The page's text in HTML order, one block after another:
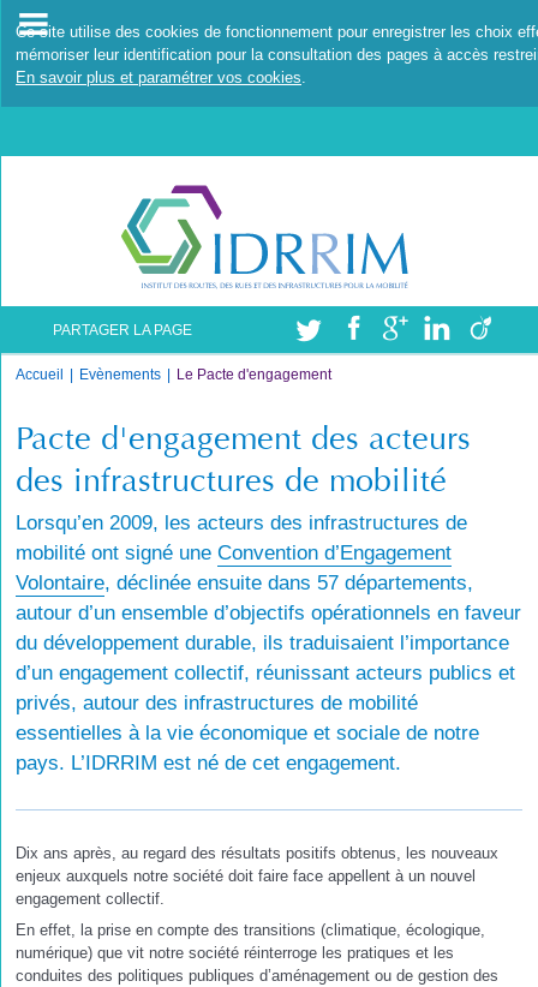
Ce site utilise des cookies de fonctionnement pour enregistrer les choix
mémoriser leur identification pour la consultation des pages à accès
En savoir plus et paramétrer vos cookies
PARTAGER LA PAGE
Accueil Evènements Le Pacte d'engagement
Pacte d'engagement des acteurs
des infrastructures de mobilité
Lorsqu’en 2009, les acteurs des infrastructures de
mobilité ont signé une Convention d’Engagement
Volontaire, déclinée ensuite dans 57 départements,
autour d’un ensemble d’objectifs opérationnels en faveur
du développement durable, ils traduisaient l’importance
d’un engagement collectif, réunissant acteurs publics et
privés, autour des infrastructures de mobilité
essentielles à la vie économique et sociale de notre
pays. L’IDRRIM est né de cet engagement.
Dix ans après, au regard des résultats positifs obtenus, les nouveaux
enjeux auxquels notre société doit faire face appellent à un nouvel
engagement collectif.
En effet, la prise en compte des transitions (climatique, écologique,
numérique) que vit notre société réinterroge les pratiques et les
conduites des politiques publiques d’aménagement ou de gestion des